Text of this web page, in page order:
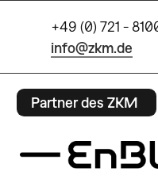
+49 (0) 721 -
info@zkm.de
Partner des ZKM